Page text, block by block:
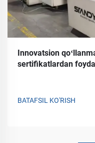
Innovatsion
sertifikatlardan
BATAFSIL KO'RISH